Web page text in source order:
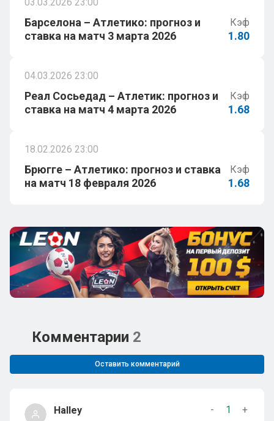
Барселона – Атлетико: прогноз и
ставка на матч 3 марта 2026
Кэф
1.80
04.03.2026 23:00
Реал Сосьедад – Атлетик: прогноз и
ставка на матч 4 марта 2026
Кэф
1.68
18.02.2026 23:00
Брюгге – Атлетико: прогноз и ставка
на матч 18 февраля 2026
Кэф
1.68
Комментарии 2
Оставить комментарий
Halley - 1
+